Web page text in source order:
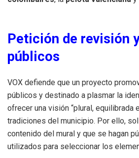
Petición de revisión
públicos
VOX defiende que un proyecto
públicos y destinado a plasmar la
ofrecer una visión “plural, equilibrada
tradiciones del municipio. Por ello,
contenido del mural y que se hagan
utilizados para seleccionar los